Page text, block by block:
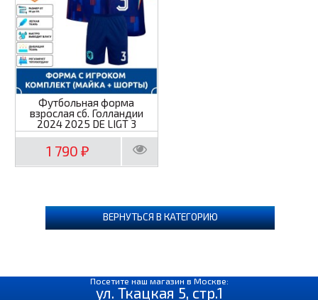
Футбольная форма
взрослая сб. Голландии
2024 2025 DE LIGT 3
1 790₽
ВЕРНУТЬСЯ В КАТЕГОРИЮ
Посетите наш магазин в Москве:
ул. Ткацкая 5, стр.1